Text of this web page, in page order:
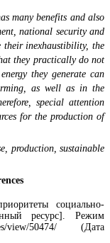
many benefits and also
national security and
their inexhaustibility, the
they practically do not
they generate can
as well as in the
special attention
for the production of
production, sustainable
социально-
ресурс]. Режим
view/50474/ (Дата